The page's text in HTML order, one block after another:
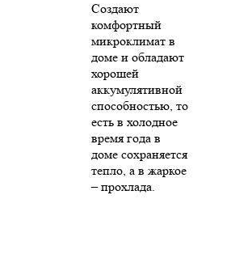
Создают
комфортный
микроклимат в
доме и обладают
хорошей
аккумулятивной
способностью, то
есть в холодное
время года в
доме сохраняется
тепло, а в жаркое
– прохлада.